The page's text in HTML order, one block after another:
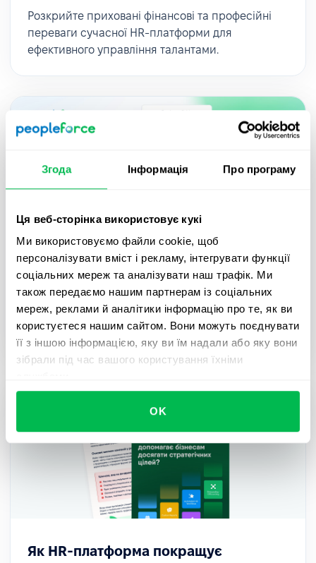
Згода Інформація Про програму
Ця веб-сторінка використовує кукі
Ми використовуємо файли cookie, щоб
персоналізувати вміст і рекламу, інтегрувати функції
соціальних мереж та аналізувати наш трафік. Ми
також передаємо нашим партнерам із соціальних
мереж, реклами й аналітики інформацію про те, як ви
користуєтеся нашим сайтом. Вони можуть поєднувати
її з іншою інформацією, яку ви їм надали або яку вони
зібрали під час вашого користування їхніми
OK
Розкрийте приховані фінансові та професійні
переваги сучасної HR-платформи для
ефективного управління талантами.
Що формує сферу HR? Про HR-
тренди на 2025 рік
У цьому eBook детально розглядаємо п'ять
найактуальніших трендів 2025 року.
Як HR-платформа покращує